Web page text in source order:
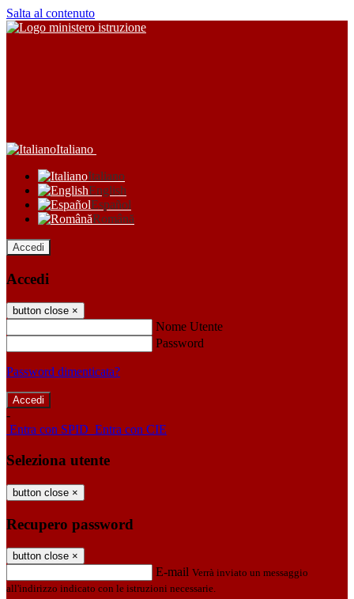
Salta al contenuto
Italiano
Italiano
English
Español
Română
Accedi
Accedi
button close ×
Nome Utente
Password
Password dimenticata?
-
Entra con SPID Entra con CIE
Seleziona utente
button close ×
Recupero password
button close ×
E-mail Verrà inviato un messaggio
all'indirizzo indicato con le istruzioni necessarie.